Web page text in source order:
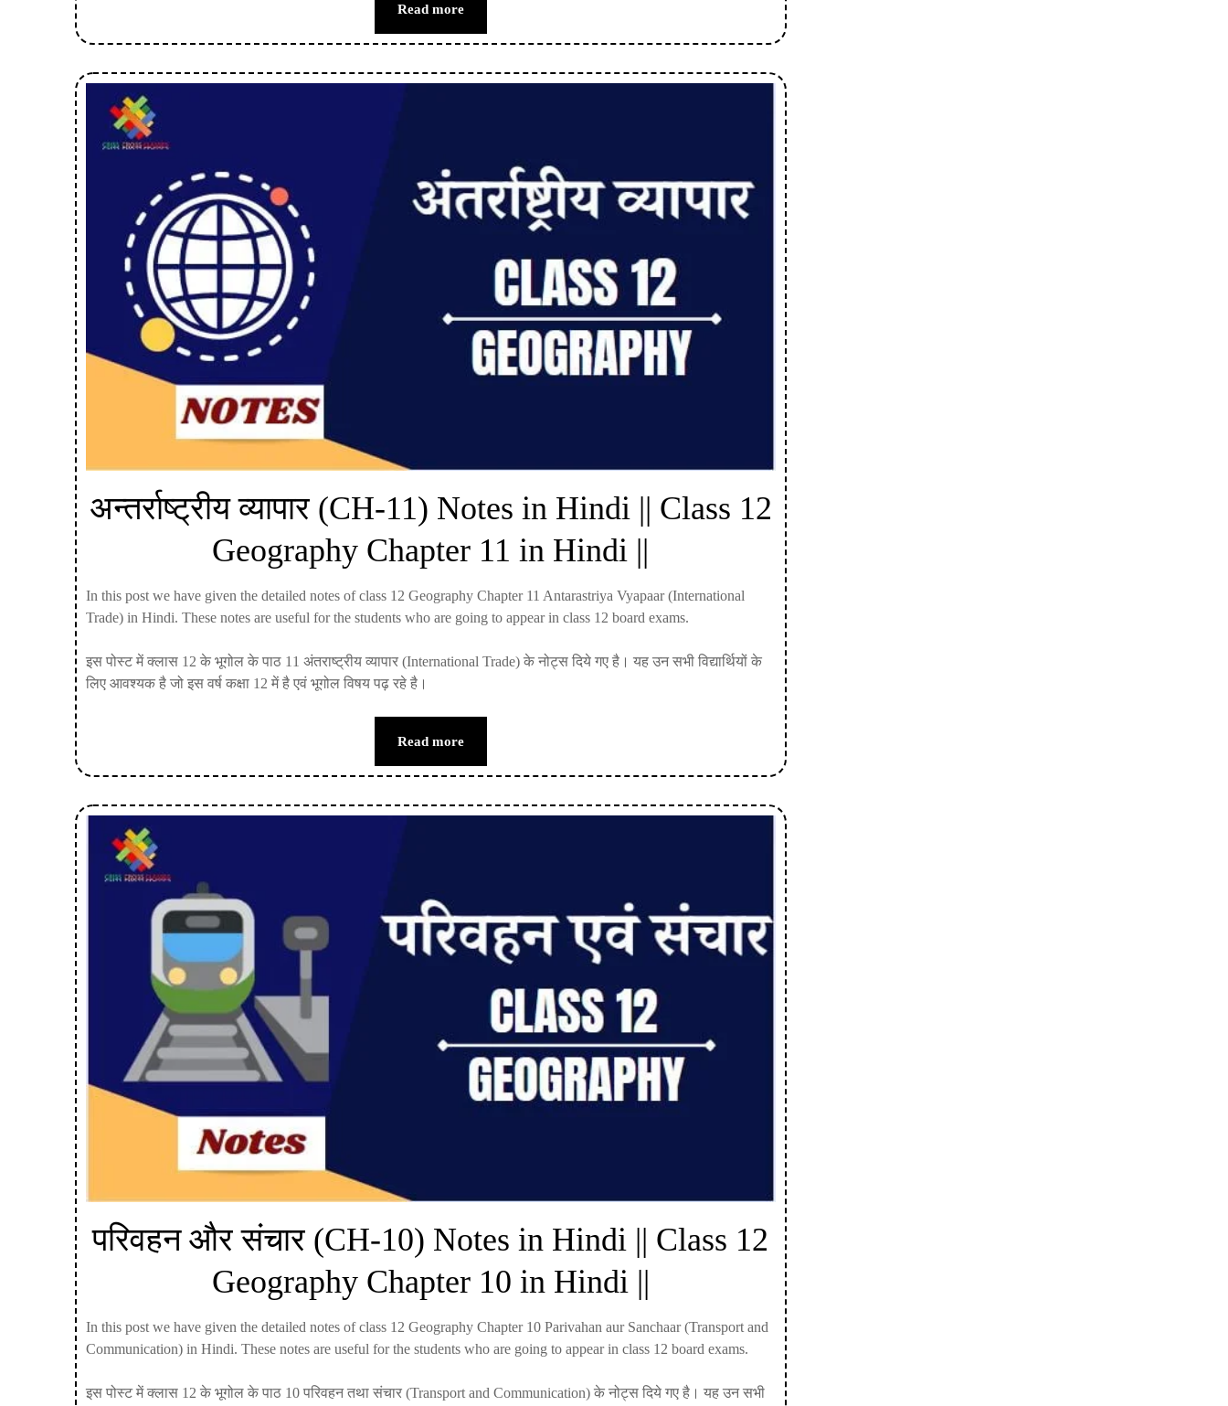
Read more
अन्तर्राष्ट्रीय व्यापार (CH-11) Notes in Hindi || Class 12
Geography Chapter 11 in Hindi ||
In this post we have given the detailed notes of class 12 Geography Chapter 11 Antarastriya Vyapaar (International
Trade) in Hindi. These notes are useful for the students who are going to appear in class 12 board exams.
इस पोस्ट में क्लास 12 के भूगोल के पाठ 11 अंतराष्ट्रीय व्यापार (International Trade) के नोट्स दिये गए है। यह उन सभी विद्यार्थियों के
लिए आवश्यक है जो इस वर्ष कक्षा 12 में है एवं भूगोल विषय पढ़ रहे है।
Read more
परिवहन और संचार (CH-10) Notes in Hindi || Class 12
Geography Chapter 10 in Hindi ||
In this post we have given the detailed notes of class 12 Geography Chapter 10 Parivahan aur Sanchaar (Transport and
Communication) in Hindi. These notes are useful for the students who are going to appear in class 12 board exams.
इस पोस्ट में क्लास 12 के भूगोल के पाठ 10 परिवहन तथा संचार (Transport and Communication) के नोट्स दिये गए है। यह उन सभी